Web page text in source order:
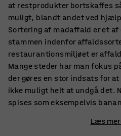
at restprodukter bortskaffes
muligt, blandt andet ved
Sortering af madaffald er et
stammen indenfor
restaurantionsmiljøet er
Mange steder har man fokus
der gøres en stor indsats for
ikke muligt helt at undgå det.
spises som eksempelvis
Madaffald skal i bio affalds
Læs